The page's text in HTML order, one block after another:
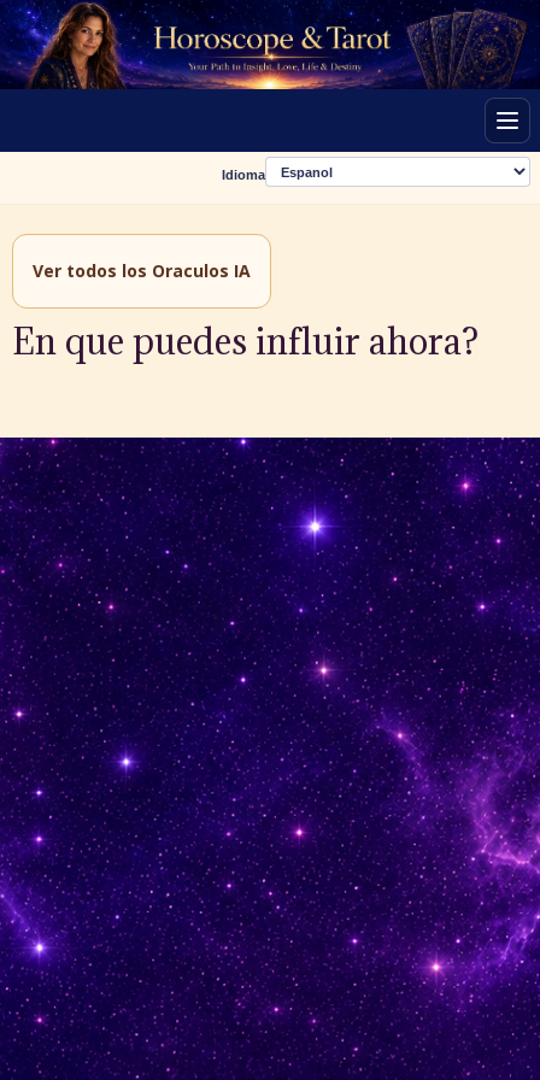
Idioma
Ver todos los Oraculos IA
En que puedes influir ahora?